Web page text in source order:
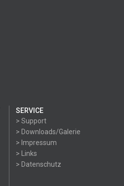
SERVICE
> Support
> Downloads/Galerie
> Impressum
> Links
> Datenschutz